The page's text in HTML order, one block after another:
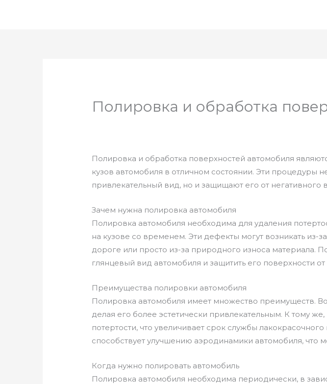
Полировка и обработка
Полировка и обработка поверхностей автомобиля
кузов автомобиля в отличном состоянии. Эти процедуры
привлекательный вид, но и защищают его от негативного
Зачем нужна полировка автомобиля
Полировка автомобиля необходима для удаления
на кузове со временем. Эти дефекты могут возникать из-
дороге или просто из-за природного износа материала.
глянцевый вид автомобиля и защитить его поверхности
Преимущества полировки автомобиля
Полировка автомобиля имеет множество преимуществ.
делая его более эстетически привлекательным. К тому
потертости, что увеличивает срок службы
способствует улучшению аэродинамики автомобиля, что
Когда нужно полировать автомобиль
Полировка автомобиля необходима периодически, в